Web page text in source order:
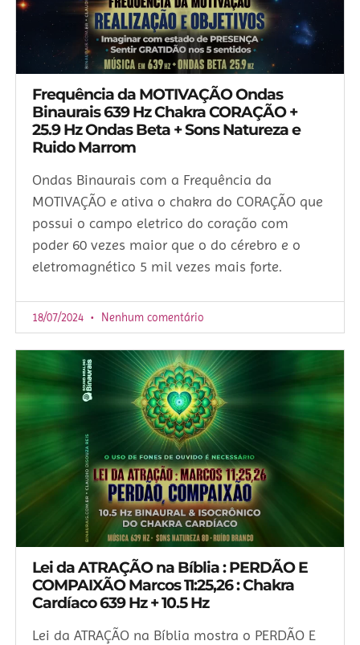
Frequência da MOTIVAÇÃO Ondas
Binaurais 639 Hz Chakra CORAÇÃO +
25.9 Hz Ondas Beta + Sons Natureza e
Ruido Marrom
Ondas Binaurais com a Frequência da
MOTIVAÇÃO e ativa o chakra do CORAÇÃO que
possui o campo eletrico do coração com
poder 60 vezes maior que o do cérebro e o
eletromagnético 5 mil vezes mais forte.
18/07/2024 Nenhum comentário
Lei da ATRAÇÃO na Bíblia : PERDÃO E
COMPAIXÃO Marcos 11:25,26 : Chakra
Cardíaco 639 Hz + 10.5 Hz
Lei da ATRAÇÃO na Bíblia mostra o PERDÃO E